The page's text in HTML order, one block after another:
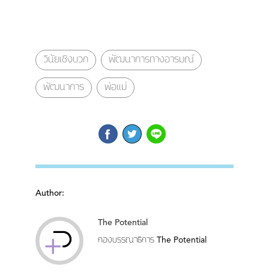
วินัยเชิงบวก พัฒนาการทางอารมณ์
พัฒนาการ พ่อแม่
Author:
The Potential
กองบรรณาธิการ The Potential